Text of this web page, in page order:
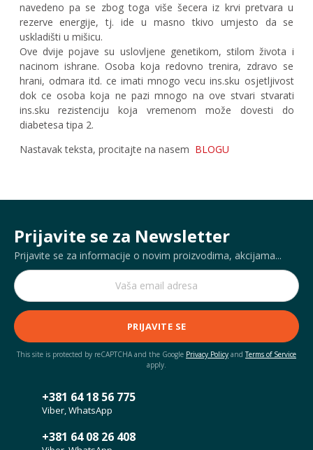
navedeno pa se zbog toga više šecera iz krvi pretvara u
rezerve energije, tj. ide u masno tkivo umjesto da se
uskladišti u mišicu.
Ove dvije pojave su uslovljene genetikom, stilom života i
nacinom ishrane. Osoba koja redovno trenira, zdravo se
hrani, odmara itd. ce imati mnogo vecu ins.sku osjetljivost
dok ce osoba koja ne pazi mnogo na ove stvari stvarati
ins.sku rezistenciju koja vremenom može dovesti do
diabetesa tipa 2.
Nastavak teksta, procitajte na nasem BLOGU
Prijavite se za Newsletter
Prijavite se za informacije o novim proizvodima, akcijama...
PRIJAVITE SE
This site is protected by reCAPTCHA and the Google Privacy Policy andTerms of Service
apply.
+381 64 18 56 775
Viber, WhatsApp
+381 64 08 26 408